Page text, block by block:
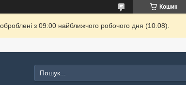
Кошик
з 09:00 найближчого робочого дня (10.08).